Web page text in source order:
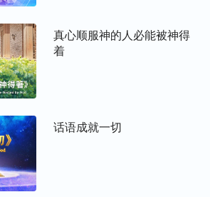
是无罪的肉身，一个是完成救赎
、本不属罪的肉身；同样是一位
身中居住又出生在不同的地方，
所作的工作又不相矛盾、相辅相
；同样是人，但是男婴又是童
多不合人观念的事，让人对我总是
半信半疑，似乎我的确存在，但又
梦，所以人走到今天仍不知什么
一句简单的话而概括了吗？你真
真心顺服神的人必能被神得
着
话语成就一切